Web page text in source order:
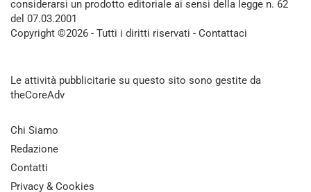
considerarsi un prodotto editoriale ai sensi della legge n. 62
del 07.03.2001
Copyright ©2026 - Tutti i diritti riservati - Contattaci
Le attività pubblicitarie su questo sito sono gestite da
theCoreAdv
Chi Siamo
Redazione
Contatti
Privacy & Cookies